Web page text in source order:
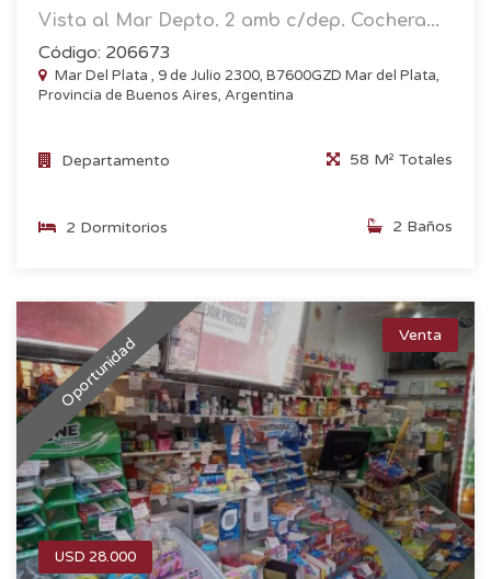
Vista al Mar Depto. 2 amb c/dep. Cochera...
Código: 206673
Mar Del Plata , 9 de Julio 2300, B7600GZD Mar del Plata,
Provincia de Buenos Aires, Argentina
Departamento 58 M² Totales
2 Dormitorios 2 Baños
Oportunidad Venta
USD 28.000